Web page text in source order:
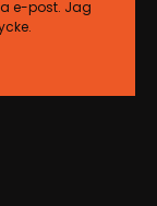
e-post. Jag